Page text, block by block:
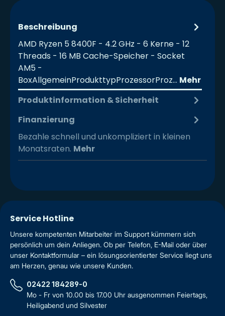
Beschreibung
AMD Ryzen 5 8400F - 4.2 GHz - 6 Kerne - 12
Threads - 16 MB Cache-Speicher - Socket
AM5 -
BoxAllgemeinProdukttypProzessorProz… Mehr
Produktinformation & Sicherheit
Finanzierung
Bezahle schnell und unkompliziert in kleinen
Monatsraten. Mehr
Service Hotline
Unsere kompetenten Mitarbeiter im Support kümmern sich
persönlich um dein Anliegen. Ob per Telefon, E-Mail oder über
unser Kontaktformular – ein lösungsorientierter Service liegt uns
am Herzen, genau wie unsere Kunden.
02422 184289-0
Mo - Fr von 10.00 bis 17.00 Uhr ausgenommen Feiertags,
Heiligabend und Silvester